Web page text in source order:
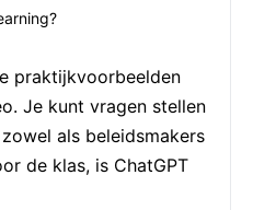
praktijkvoorbeelden
Je kunt vragen stellen
als beleidsmakers
de klas, is ChatGPT